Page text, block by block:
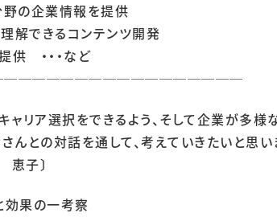
の企業情報を提供
解できるコンテンツ開発
供 ・・・など
ャリア選択をできるよう、そして企業が多様
んとの対話を通して、考えていきたいと思い
子〕
効果の一考察